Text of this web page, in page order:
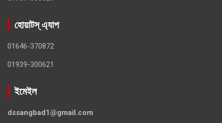
হোয়াটস্ এ্যাপ
01646-370872
01939-300621
ইমেইল
dssangbad1@gmail.com